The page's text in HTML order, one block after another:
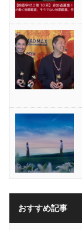
おすすめ記事